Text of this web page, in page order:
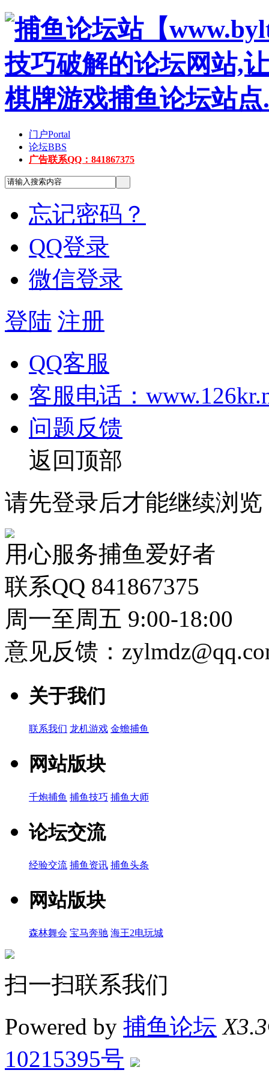
门户Portal
论坛BBS
广告联系QQ：841867375
忘记密码？
QQ登录
微信登录
登陆 注册
QQ客服
客服电话：
问题反馈
返回顶部
请先登录后才能继续浏览
用心服务捕鱼爱好者
联系QQ 841867375
周一至周五 9:00-18:00
意见反馈：
关于我们
联系我们 龙机游戏 金蟾捕鱼
网站版块
千炮捕鱼 捕鱼技巧 捕鱼大师
论坛交流
经验交流 捕鱼资讯 捕鱼头条
网站版块
森林舞会 宝马奔驰 海王2电玩城
扫一扫联系我们
Powered by 捕鱼论坛 X3.3
10215395号